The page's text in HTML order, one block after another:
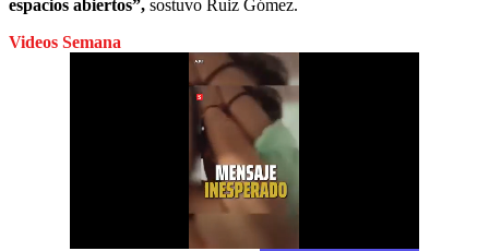
espacios abiertos”, sostuvo Ruiz Gómez.
Videos Semana